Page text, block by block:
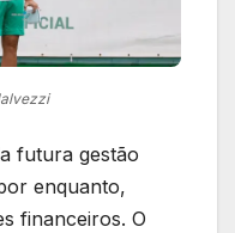
futura gestão
enquanto,
financeiros. O